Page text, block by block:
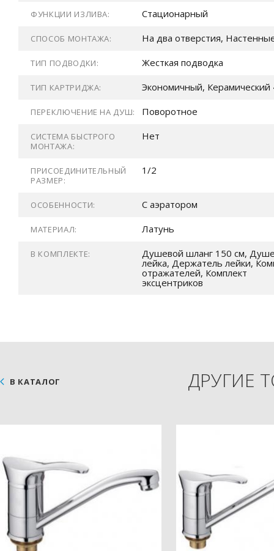
ФУНКЦИИ ИЗЛИВА: Стационарный
СПОСОБ МОНТАЖА: На два отверстия,
ТИП ПОДВОДКИ: Жесткая подводка
ТИП КАРТРИДЖА: Экономичный, Керамический
ПЕРЕКЛЮЧЕНИЕ НА ДУШ: Поворотное
СИСТЕМА БЫСТРОГО
МОНТАЖА:
Нет
ПРИСОЕДИНИТЕЛЬНЫЙ
РАЗМЕР:
1/2
ОСОБЕННОСТИ: С аэратором
МАТЕРИАЛ: Латунь
В КОМПЛЕКТЕ:
Душевой шланг 150 см,
лейка, Держатель лейки,
отражателей, Комплект
эксцентриков
ДРУГИЕ
В КАТАЛОГ